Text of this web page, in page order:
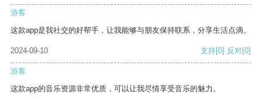
游客
这款app是我社交的好帮手，让我能够与朋友保持联系，分享生活点滴。
2024-09-10 支持[0] 反对[0]
游客
这款app的音乐资源非常优质，可以让我尽情享受音乐的魅力。